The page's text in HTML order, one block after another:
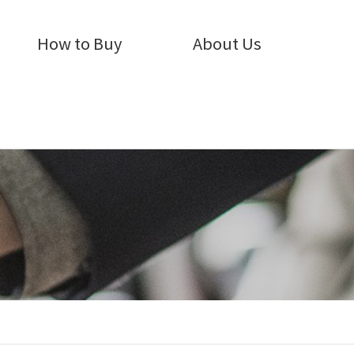
How to Buy About Us